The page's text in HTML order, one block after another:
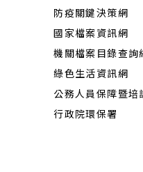
防疫關鍵決策網
國家檔案資訊網
機關檔案目錄查詢
綠色生活資訊網
公務人員保障暨培
行政院環保署